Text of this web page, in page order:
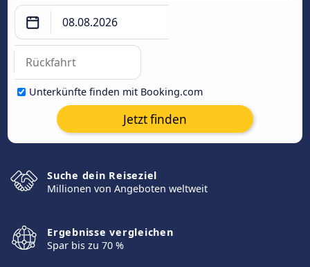
Unterkünfte finden mit Booking.com
Jetzt finden
Suche dein Reiseziel
Millionen von Angeboten weltweit
Ergebnisse vergleichen
Spar bis zu 70 %